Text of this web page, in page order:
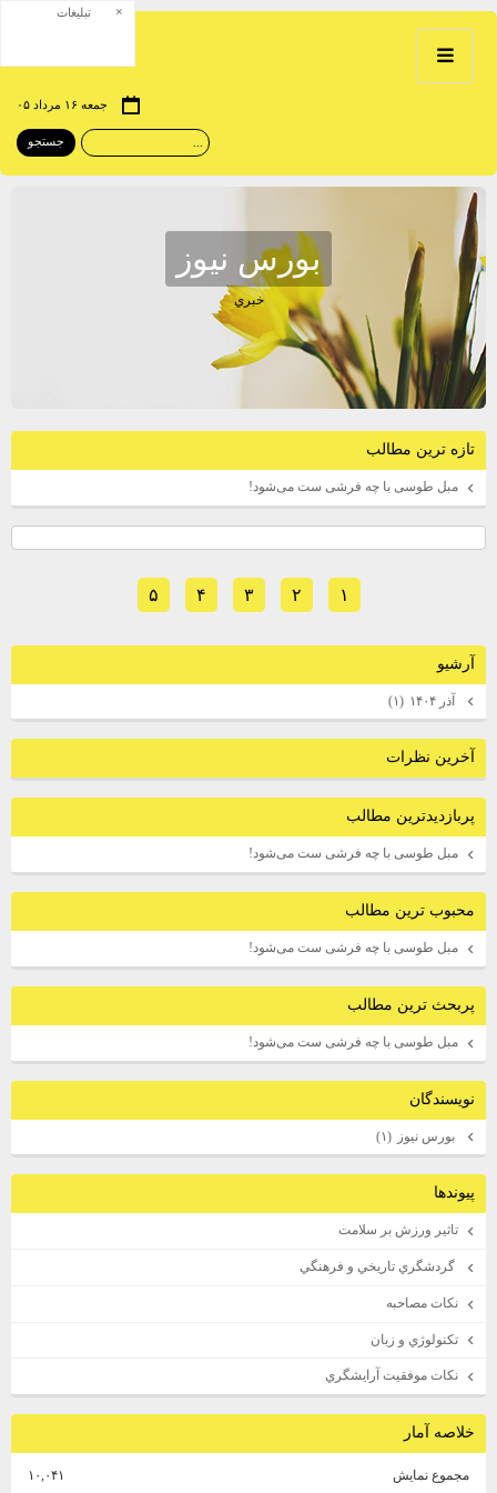
جمعه ۱۶ مرداد ۰۵
بورس نيوز
خبري
تازه ترين مطالب
مبل طوسی با چه فرشی ست می‌شود!
۱ ۲ ۳ ۴ ۵
آرشيو
آذر ۱۴۰۴ (۱)
آخرين نظرات
پربازديدترين مطالب
مبل طوسی با چه فرشی ست می‌شود!
محبوب ترين مطالب
مبل طوسی با چه فرشی ست می‌شود!
پربحث ترين مطالب
مبل طوسی با چه فرشی ست می‌شود!
نويسندگان
بورس نيوز (۱)
پيوندها
تاثير ورزش بر سلامت
گردشگري تاريخي و فرهنگي
نكات مصاحبه
تكنولوژي و زبان
نكات موفقيت آرايشگري
خلاصه آمار
مجموع نمایش‌ ۱۰,۰۴۱
تبلیغات ×